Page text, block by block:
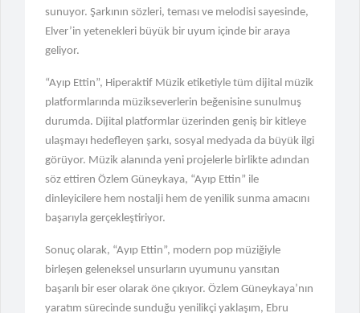
sunuyor. Şarkının sözleri, teması ve melodisi sayesinde,
Elver’in yetenekleri büyük bir uyum içinde bir araya
geliyor.
“Ayıp Ettin”, Hiperaktif Müzik etiketiyle tüm dijital müzik
platformlarında müzikseverlerin beğenisine sunulmuş
durumda. Dijital platformlar üzerinden geniş bir kitleye
ulaşmayı hedefleyen şarkı, sosyal medyada da büyük ilgi
görüyor. Müzik alanında yeni projelerle birlikte adından
söz ettiren Özlem Güneykaya, “Ayıp Ettin” ile
dinleyicilere hem nostalji hem de yenilik sunma amacını
başarıyla gerçekleştiriyor.
Sonuç olarak, “Ayıp Ettin”, modern pop müziğiyle
birleşen geleneksel unsurların uyumunu yansıtan
başarılı bir eser olarak öne çıkıyor. Özlem Güneykaya’nın
yaratım sürecinde sunduğu yenilikçi yaklaşım, Ebru